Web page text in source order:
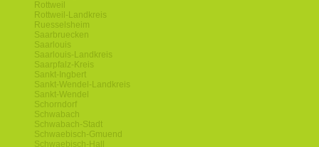
Rottweil
Rottweil-Landkreis
Ruesselsheim
Saarbruecken
Saarlouis
Saarlouis-Landkreis
Saarpfalz-Kreis
Sankt-Ingbert
Sankt-Wendel-Landkreis
Sankt-Wendel
Schorndorf
Schwabach
Schwabach-Stadt
Schwaebisch-Gmuend
Schwaebisch-Hall